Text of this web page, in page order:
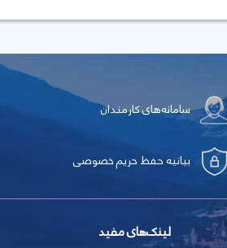
سامانه‌های کارمندان
بیانیه حفظ حریم خصوصی
لینک‌های مفید